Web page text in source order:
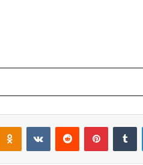
لينكدإن بينتيريست